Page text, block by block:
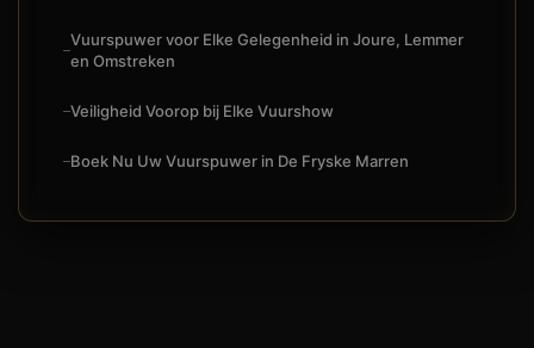
Vuurspuwer voor Elke Gelegenheid in Joure, Lemmer
en Omstreken
Veiligheid Voorop bij Elke Vuurshow
Boek Nu Uw Vuurspuwer in De Fryske Marren